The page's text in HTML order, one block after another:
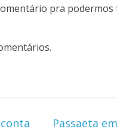
pra
Passaeta